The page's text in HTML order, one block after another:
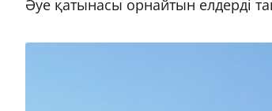
Әуе қатынасы орнайтын елдерді